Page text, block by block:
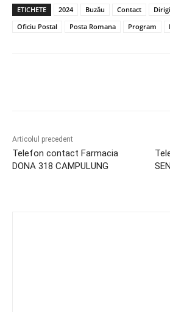
ETICHETE 2024 Buzău Contact
Oficiu Postal
Posta Romana Program
Articolul precedent
Telefon contact Farmacia
DONA 318 CAMPULUNG